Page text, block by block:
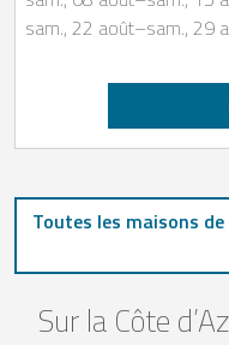
sam., 22 août–sam., 29
Toutes les maisons de
Sur la Côte